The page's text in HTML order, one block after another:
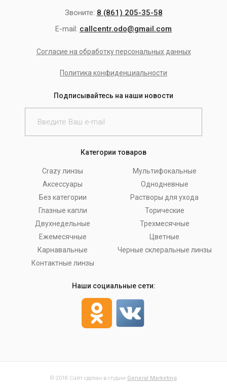
Звоните: 8 (861) 205-35-58
E-mail: callcentr.odo@gmail.com
Согласие на обработку персональных данных
Политика конфиденциальности
Подписывайтесь на наши новости
Категории товаров
Crazy линзы
Аксессуары
Без категории
Глазные капли
Двухнедельные
Ежемесячные
Карнавальные
Контактные линзы
Мультифокальные
Однодневные
Растворы для ухода
Торические
Трехмесячные
Цветные
Черные склеральные линзы
Наши социальные сети:
© 2018 Сайт сделан в студии General Marketing